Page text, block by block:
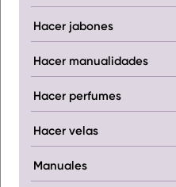
Hacer jabones
Hacer manualidades
Hacer perfumes
Hacer velas
Manuales